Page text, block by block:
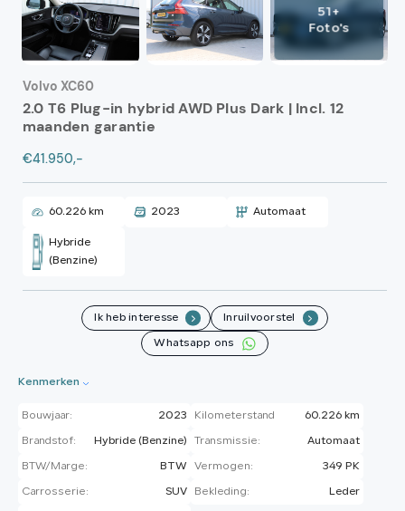
Volvo XC60
2.0 T6 Plug-in hybrid AWD Plus Dark | Incl. 12
maanden garantie
€41.950,-
60.226 km 2023 Automaat
Hybride
(Benzine)
Ik heb interesse . Inruilvoorstel .
Whatsapp ons
51+
Foto's
Kenmerken
Bouwjaar: 2023 Kilometerstand 60.226 km
Brandstof: Hybride (Benzine) Transmissie: Automaat
BTW/Marge: BTW Vermogen: 349 PK
Carrosserie: SUV Bekleding: Leder